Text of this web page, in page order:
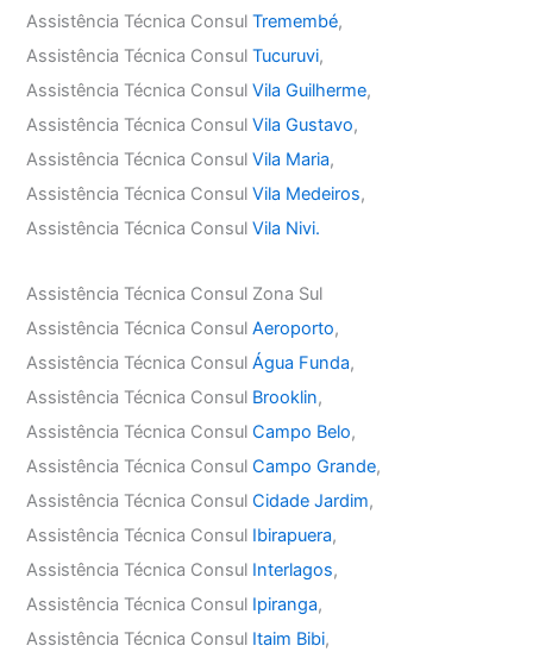
Assistência Técnica ConsulTremembé,
Assistência Técnica ConsulTucuruvi,
Assistência Técnica ConsulVila Guilherme,
Assistência Técnica ConsulVila Gustavo,
Assistência Técnica ConsulVila Maria,
Assistência Técnica ConsulVila Medeiros,
Assistência Técnica ConsulVila Nivi.
Assistência Técnica Consul Zona Sul
Assistência Técnica ConsulAeroporto,
Assistência Técnica ConsulÁgua Funda,
Assistência Técnica Consul Brooklin,
Assistência Técnica ConsulCampo Belo,
Assistência Técnica ConsulCampo Grande,
Assistência Técnica ConsulCidade Jardim,
Assistência Técnica Consul Ibirapuera,
Assistência Técnica Consul Interlagos,
Assistência Técnica Consul Ipiranga,
Assistência Técnica Consul Itaim Bibi,